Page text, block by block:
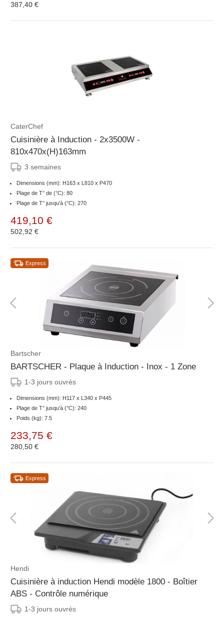
387,40 €
CaterChef
Cuisinière à Induction - 2x3500W -
810x470x(H)163mm
3 semaines
Dimensions (mm): H163 x L810 x P470
Plage de T° de (°C): 80
Plage de T° jusqu'à (°C): 270
419,10 €
502,92 €
Express
Bartscher
BARTSCHER - Plaque à Induction - Inox - 1 Zone
1-3 jours ouvrés
Dimensions (mm): H117 x L340 x P445
Plage de T° jusqu'à (°C): 240
Poids (kg): 7.5
233,75 €
280,50 €
Express
Hendi
Cuisinière à induction Hendi modèle 1800 - Boîtier
ABS - Contrôle numérique
1-3 jours ouvrés